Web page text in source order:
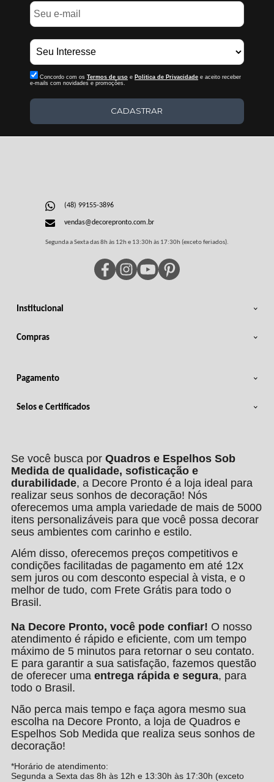
Concordo com os Termos de uso e Politica de Privacidadee aceito receber
e-mails com novidades e promoções.
CADASTRAR
Institucional
Compras
(48) 99155-3896
vendas@decorepronto.com.br
Segunda a Sexta das 8h às 12h e 13:30h às 17:30h (exceto feriados).
Pagamento
Selos e Certificados
Se você busca por Quadros e Espelhos Sob
Medida de qualidade, sofisticação e
durabilidade, a Decore Pronto é a loja ideal para
realizar seus sonhos de decoração! Nós
oferecemos uma ampla variedade de mais de 5000
itens personalizáveis para que você possa decorar
seus ambientes com carinho e estilo.
Além disso, oferecemos preços competitivos e
condições facilitadas de pagamento em até 12x
sem juros ou com desconto especial à vista, e o
melhor de tudo, com Frete Grátis para todo o
Brasil.
Na Decore Pronto, você pode confiar! O nosso
atendimento é rápido e eficiente, com um tempo
máximo de 5 minutos para retornar o seu contato.
E para garantir a sua satisfação, fazemos questão
de oferecer uma entrega rápida e segura, para
todo o Brasil.
Não perca mais tempo e faça agora mesmo sua
escolha na Decore Pronto, a loja de Quadros e
Espelhos Sob Medida que realiza seus sonhos de
decoração!
*Horário de atendimento:
Segunda a Sexta das 8h às 12h e 13:30h às 17:30h (exceto